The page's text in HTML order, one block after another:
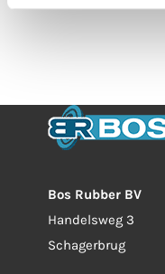
Bos Rubber BV
Handelsweg 3
Schagerbrug